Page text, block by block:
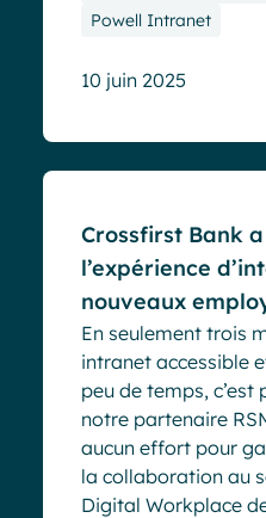
Powell Intranet
10 juin 2025
Crossfirst Bank
l’expérience
nouveaux
En seulement trois
intranet accessible
peu de temps, c’est
notre partenaire
aucun effort pour
la collaboration au
Digital Workplace